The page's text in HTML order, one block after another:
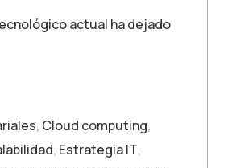
actual ha dejado
, Cloud computing,
, Estrategia IT,